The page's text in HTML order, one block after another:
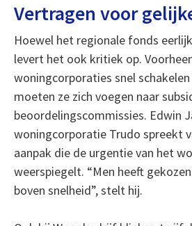
Vertragen voor
Hoewel het regionale fonds
levert het ook kritiek op.
woningcorporaties snel schakelen
moeten ze zich voegen naar
beoordelingscommissies. Edwin
woningcorporatie Trudo spreekt
aanpak die de urgentie van het
weerspiegelt. “Men heeft
boven snelheid”, stelt hij.